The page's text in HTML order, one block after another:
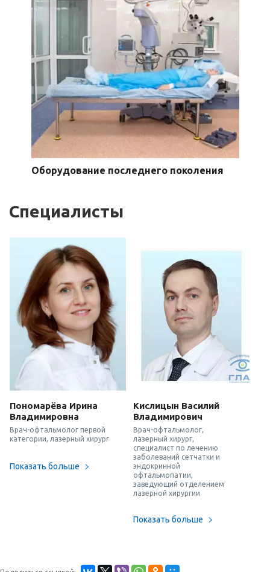
Оборудование последнего поколения
Специалисты
Пономарёва Ирина
Владимировна
Врач-офтальмолог первой
категории, лазерный хирург
Показать больше
Кислицын Василий
Владимирович
Врач-офтальмолог,
лазерный хирург,
специалист по лечению
заболеваний сетчатки и
эндокринной
офтальмопатии,
заведующий отделением
лазерной хирургии
Показать больше